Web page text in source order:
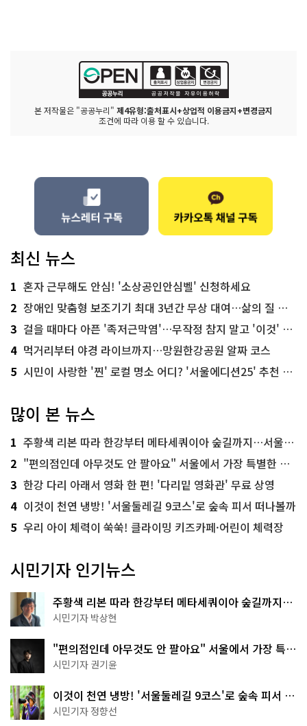
본 저작물은 "공공누리" 제4유형:출처표시+상업적 이용금지+변경금지
조건에 따라 이용 할 수 있습니다.
최신 뉴스
1 혼자 근무해도 안심! '소상공인안심벨' 신청하세요
2 장애인 맞춤형 보조기기 최대 3년간 무상 대여…삶의 질 높인다
3 걸을 때마다 아픈 '족저근막염'…무작정 참지 말고 '이것' 해보세요!
4 먹거리부터 야경 라이브까지…망원한강공원 알짜 코스
5 시민이 사랑한 '찐' 로컬 명소 어디? '서울에디션25' 추천 코스
많이 본 뉴스
1 주황색 리본 따라 한강부터 메타세쿼이아 숲길까지…서울둘레길 15코스
2 "편의점인데 아무것도 안 팔아요" 서울에서 가장 특별한 편의점의 정체
3 한강 다리 아래서 영화 한 편! '다리밑 영화관' 무료 상영
4 이것이 천연 냉방! '서울둘레길 9코스'로 숲속 피서 떠나볼까
5 우리 아이 체력이 쑥쑥! 클라이밍 키즈카페·어린이 체력장
시민기자 인기뉴스
주황색 리본 따라 한강부터 메타세쿼이아 숲길까지…
서울둘레길 15코스
시민기자 박상현
"편의점인데 아무것도 안 팔아요" 서울에서 가장 특별
한 편의점의 정체
시민기자 권기윤
이것이 천연 냉방! '서울둘레길 9코스'로 숲속 피서 떠
나볼까
시민기자 정향선